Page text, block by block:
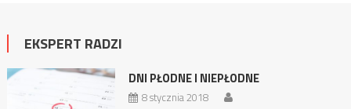
EKSPERT RADZI
DNI PŁODNE I NIEPŁODNE
8 stycznia 2018